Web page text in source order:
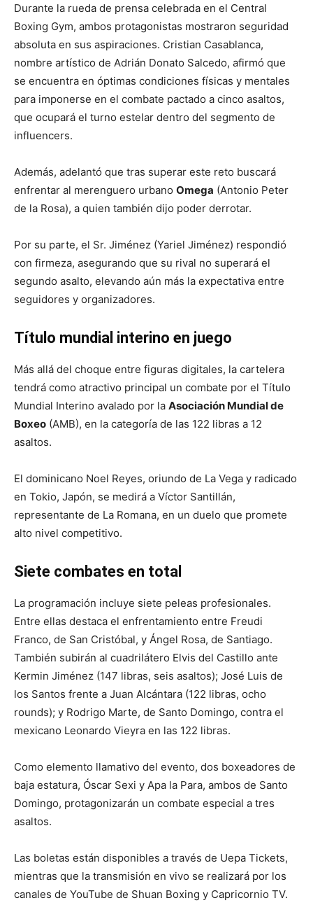
Durante la rueda de prensa celebrada en el Central
Boxing Gym, ambos protagonistas mostraron seguridad
absoluta en sus aspiraciones. Cristian Casablanca,
nombre artístico de Adrián Donato Salcedo, afirmó que
se encuentra en óptimas condiciones físicas y mentales
para imponerse en el combate pactado a cinco asaltos,
que ocupará el turno estelar dentro del segmento de
influencers.
Además, adelantó que tras superar este reto buscará
enfrentar al merenguero urbano Omega (Antonio Peter
de la Rosa), a quien también dijo poder derrotar.
Por su parte, el Sr. Jiménez (Yariel Jiménez) respondió
con firmeza, asegurando que su rival no superará el
segundo asalto, elevando aún más la expectativa entre
seguidores y organizadores.
Título mundial interino en juego
Más allá del choque entre figuras digitales, la cartelera
tendrá como atractivo principal un combate por el Título
Mundial Interino avalado por la Asociación Mundial de
Boxeo (AMB), en la categoría de las 122 libras a 12
asaltos.
El dominicano Noel Reyes, oriundo de La Vega y radicado
en Tokio, Japón, se medirá a Víctor Santillán,
representante de La Romana, en un duelo que promete
alto nivel competitivo.
Siete combates en total
La programación incluye siete peleas profesionales.
Entre ellas destaca el enfrentamiento entre Freudi
Franco, de San Cristóbal, y Ángel Rosa, de Santiago.
También subirán al cuadrilátero Elvis del Castillo ante
Kermin Jiménez (147 libras, seis asaltos); José Luis de
los Santos frente a Juan Alcántara (122 libras, ocho
rounds); y Rodrigo Marte, de Santo Domingo, contra el
mexicano Leonardo Vieyra en las 122 libras.
Como elemento llamativo del evento, dos boxeadores de
baja estatura, Óscar Sexi y Apa la Para, ambos de Santo
Domingo, protagonizarán un combate especial a tres
asaltos.
Las boletas están disponibles a través de Uepa Tickets,
mientras que la transmisión en vivo se realizará por los
canales de YouTube de Shuan Boxing y Capricornio TV.